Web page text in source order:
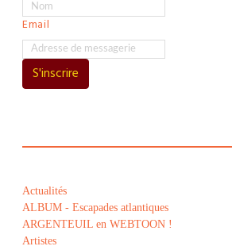
Email
S'inscrire
Actualités
ALBUM - Escapades atlantiques
ARGENTEUIL en WEBTOON !
Artistes